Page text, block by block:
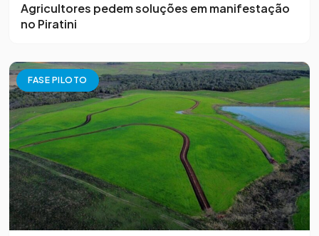
Agricultores pedem soluções em manifestação
no Piratini
FASE PILOTO